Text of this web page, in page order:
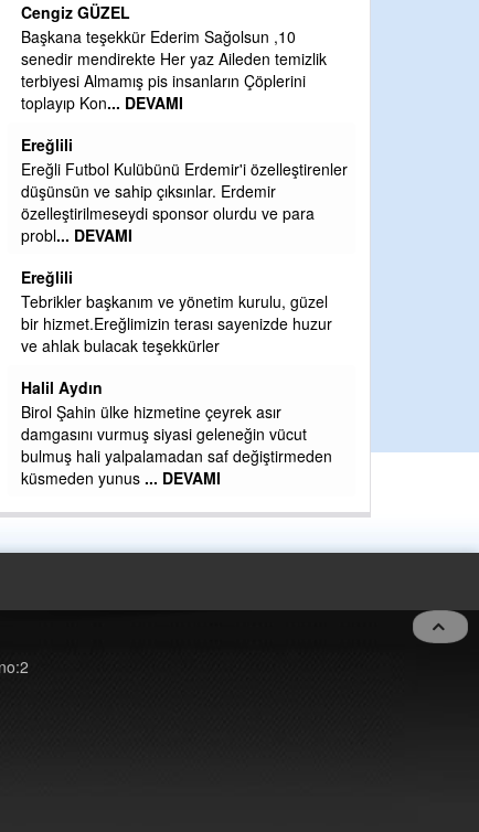
Cengiz GÜZEL
Başkana teşekkür Ederim Sağolsun ,10
senedir mendirekte Her yaz Aileden temizlik
terbiyesi Almamış pis insanların Çöplerini
toplayıp Kon... DEVAMI
Ereğlili
Ereğli Futbol Kulübünü Erdemir'i özelleştirenler
düşünsün ve sahip çıksınlar. Erdemir
özelleştirilmeseydi sponsor olurdu ve para
probl... DEVAMI
Ereğlili
Tebrikler başkanım ve yönetim kurulu, güzel
bir hizmet.Ereğlimizin terası sayenizde huzur
ve ahlak bulacak teşekkürler
Halil Aydın
Birol Şahin ülke hizmetine çeyrek asır
damgasını vurmuş siyasi geleneğin vücut
bulmuş hali yalpalamadan saf değiştirmeden
küsmeden yunus ... DEVAMI